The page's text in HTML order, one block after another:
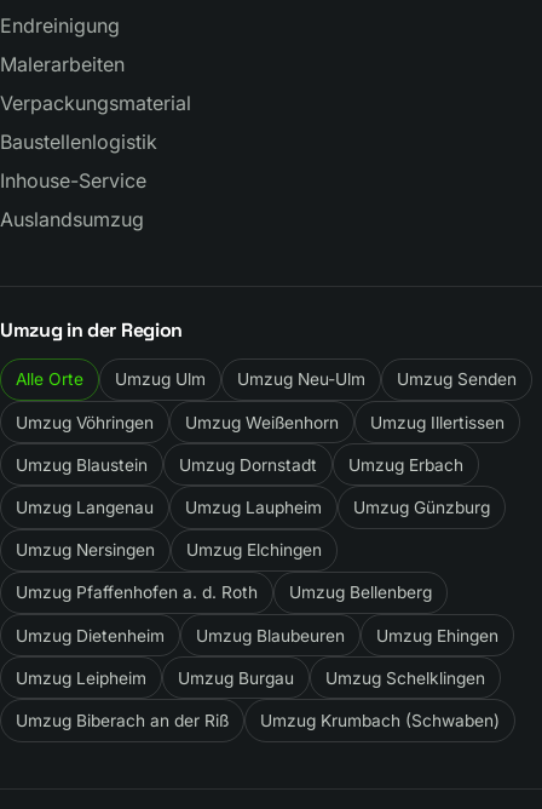
Endreinigung
Malerarbeiten
Verpackungsmaterial
Baustellenlogistik
Inhouse-Service
Auslandsumzug
Umzug in der Region
Alle Orte Umzug Ulm Umzug Neu-Ulm Umzug Senden
Umzug Vöhringen Umzug Weißenhorn Umzug Illertissen
Umzug Blaustein Umzug Dornstadt Umzug Erbach
Umzug Langenau Umzug Laupheim Umzug Günzburg
Umzug Nersingen Umzug Elchingen
Umzug Pfaffenhofen a. d. Roth Umzug Bellenberg
Umzug Dietenheim Umzug Blaubeuren Umzug Ehingen
Umzug Leipheim Umzug Burgau Umzug Schelklingen
Umzug Biberach an der Riß Umzug Krumbach (Schwaben)